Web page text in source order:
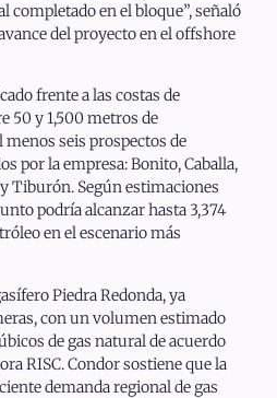
completado en el bloque”, señaló
del proyecto en el offshore
frente a las costas de
50 y 1,500 metros de
seis prospectos de
por la empresa: Bonito, Caballa,
Tiburón. Según estimaciones
podría alcanzar hasta 3,374
en el escenario más
Piedra Redonda, ya
con un volumen estimado
de gas natural de acuerdo
RISC. Condor sostiene que la
demanda regional de gas